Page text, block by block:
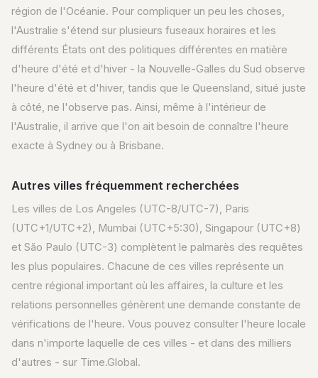
région de l'Océanie. Pour compliquer un peu les choses,
l'Australie s'étend sur plusieurs fuseaux horaires et les
différents États ont des politiques différentes en matière
d'heure d'été et d'hiver - la Nouvelle-Galles du Sud observe
l'heure d'été et d'hiver, tandis que le Queensland, situé juste
à côté, ne l'observe pas. Ainsi, même à l'intérieur de
l'Australie, il arrive que l'on ait besoin de connaître l'heure
exacte à Sydney ou à Brisbane.
Autres villes fréquemment recherchées
Les villes de Los Angeles (UTC-8/UTC-7), Paris
(UTC+1/UTC+2), Mumbai (UTC+5:30), Singapour (UTC+8)
et São Paulo (UTC-3) complètent le palmarès des requêtes
les plus populaires. Chacune de ces villes représente un
centre régional important où les affaires, la culture et les
relations personnelles génèrent une demande constante de
vérifications de l'heure. Vous pouvez consulter l'heure locale
dans n'importe laquelle de ces villes - et dans des milliers
d'autres - sur Time.Global.